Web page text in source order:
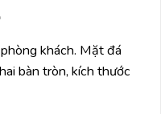
khách. Mặt đá
bàn tròn, kích thước